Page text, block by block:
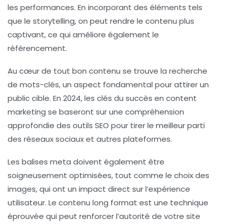
les performances. En incorporant des éléments tels
que le storytelling, on peut rendre le contenu plus
captivant, ce qui améliore également le
référencement.
Au cœur de tout bon contenu se trouve la recherche
de mots-clés, un aspect fondamental pour attirer un
public cible. En 2024, les clés du succès en content
marketing se baseront sur une compréhension
approfondie des outils SEO pour tirer le meilleur parti
des réseaux sociaux et autres plateformes.
Les balises meta doivent également être
soigneusement optimisées, tout comme le choix des
images, qui ont un impact direct sur l’expérience
utilisateur. Le contenu long format est une technique
éprouvée qui peut renforcer l’autorité de votre site